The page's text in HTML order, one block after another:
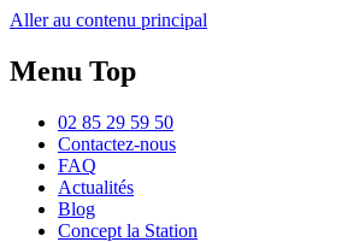
Aller au contenu principal
Menu Top
02 85 29 59 50
Contactez-nous
FAQ
Actualités
Blog
Concept la Station